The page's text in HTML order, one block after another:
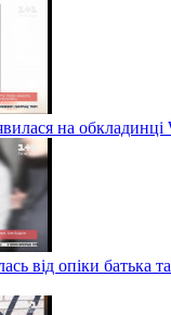
на обкладинці
від опіки батька